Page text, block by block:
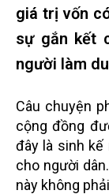
giá trị vốn
sự gắn kết
người làm
Câu chuyện
cộng đồng
đây là sinh kế
cho người
này không